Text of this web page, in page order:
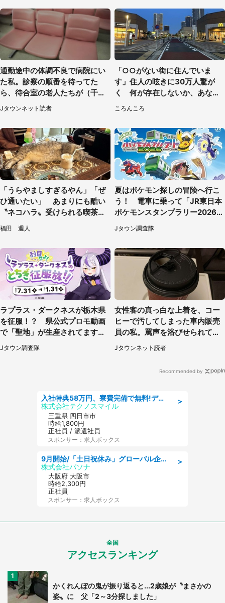
通勤途中の体調不良で病院にい
た私。診察の順番を待ってた
ら、待合室の老人たちが（千葉
県・50代男性）
Jタウンネット読者
「○○がない街に住んでいま
す」住人の呟きに30万人驚が
く 何が存在しないか、あなた
ころんころ
「うらやましすぎるやん」「ぜ
ひ通いたい」 あまりにも酷い
〝ネコハラ〟受けられる喫茶店
に5.3万人驚がく
福田 週人
夏はポケモン探しの冒険へ行こ
う！ 電車に乗って「JR東日本
ポケモンスタンプラリー2026」
へ【7／16～8／31】
Jタウン調査隊
ラプラス・ダークネスが栃木県
を征服！？ 県公式プロモ動画
で「聖地」が生産されてます【7
／31～1／31】
Jタウン調査隊
女性客の真っ白な上着を、コー
ヒーで汚してしまった車内販売
員の私。罵声を浴びせられても
当然の場面で言われたのは（神
奈川県・60代男性）
Jタウンネット読者
Recommended by
＞
入社特典58万円、寮費完備で無料!デンソーで働こう!自動車工場で小型部品の検査業務 denso aichi
株式会社テクノスマイル
三重県 四日市市
時給1,800円
正社員 / 派遣社員
スポンサー：求人ボックス
＞
9月開始/「土日祝休み」グローバル企業での産業保健のお仕事/保健師/高時給/残業なし/服装自由
株式会社パソナ
大阪府 大阪市
時給2,300円
正社員
スポンサー：求人ボックス
全国
アクセスランキング
かくれんぼの鬼が振り返ると...2歳娘が〝まさかの
姿〟に 父「2～3分探しました」